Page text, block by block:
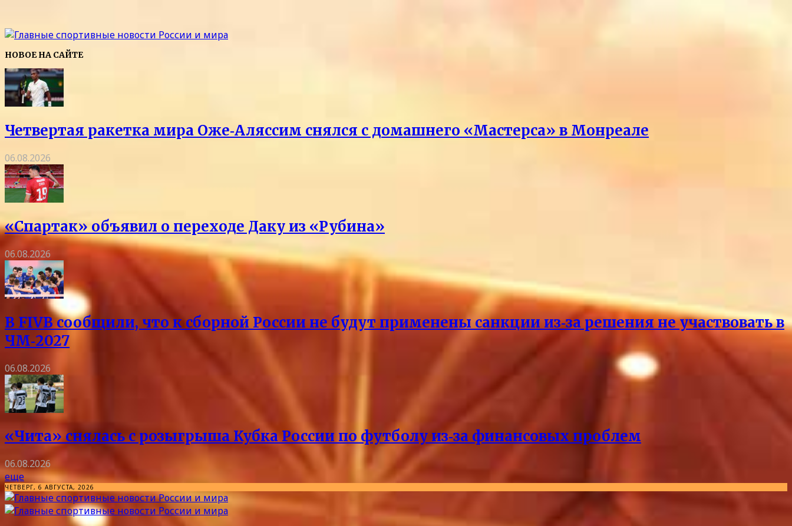
НОВОЕ НА САЙТЕ
Четвертая ракетка мира Оже‑Аляссим снялся с домашнего «Мастерса» в Монреале
06.08.2026
«Спартак» объявил о переходе Даку из «Рубина»
06.08.2026
В FIVB сообщили, что к сборной России не будут применены санкции из‑за решения не участвовать в
ЧМ‑2027
06.08.2026
«Чита» снялась с розыгрыша Кубка России по футболу из‑за финансовых проблем
06.08.2026
еще
ЧЕТВЕРГ, 6 АВГУСТА, 2026